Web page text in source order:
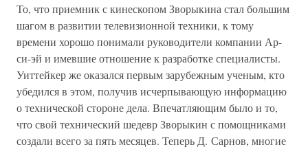
То, что приемник с кинескопом Зворыкина стал большим
шагом в развитии телевизионной техники, к тому
времени хорошо понимали руководители компании Ар-
си-эй и имевшие отношение к разработке специалисты.
Уиттейкер же оказался первым зарубежным ученым, кто
убедился в этом, получив исчерпывающую информацию
о технической стороне дела. Впечатляющим было и то,
что свой технический шедевр Зворыкин с помощниками
создали всего за пять месяцев. Теперь Д. Сарнов, многие